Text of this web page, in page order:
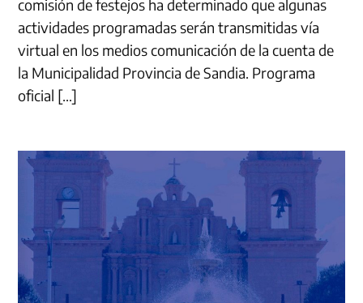
comisión de festejos ha determinado que algunas
actividades programadas serán transmitidas vía
virtual en los medios comunicación de la cuenta de
la Municipalidad Provincia de Sandia. Programa
oficial […]